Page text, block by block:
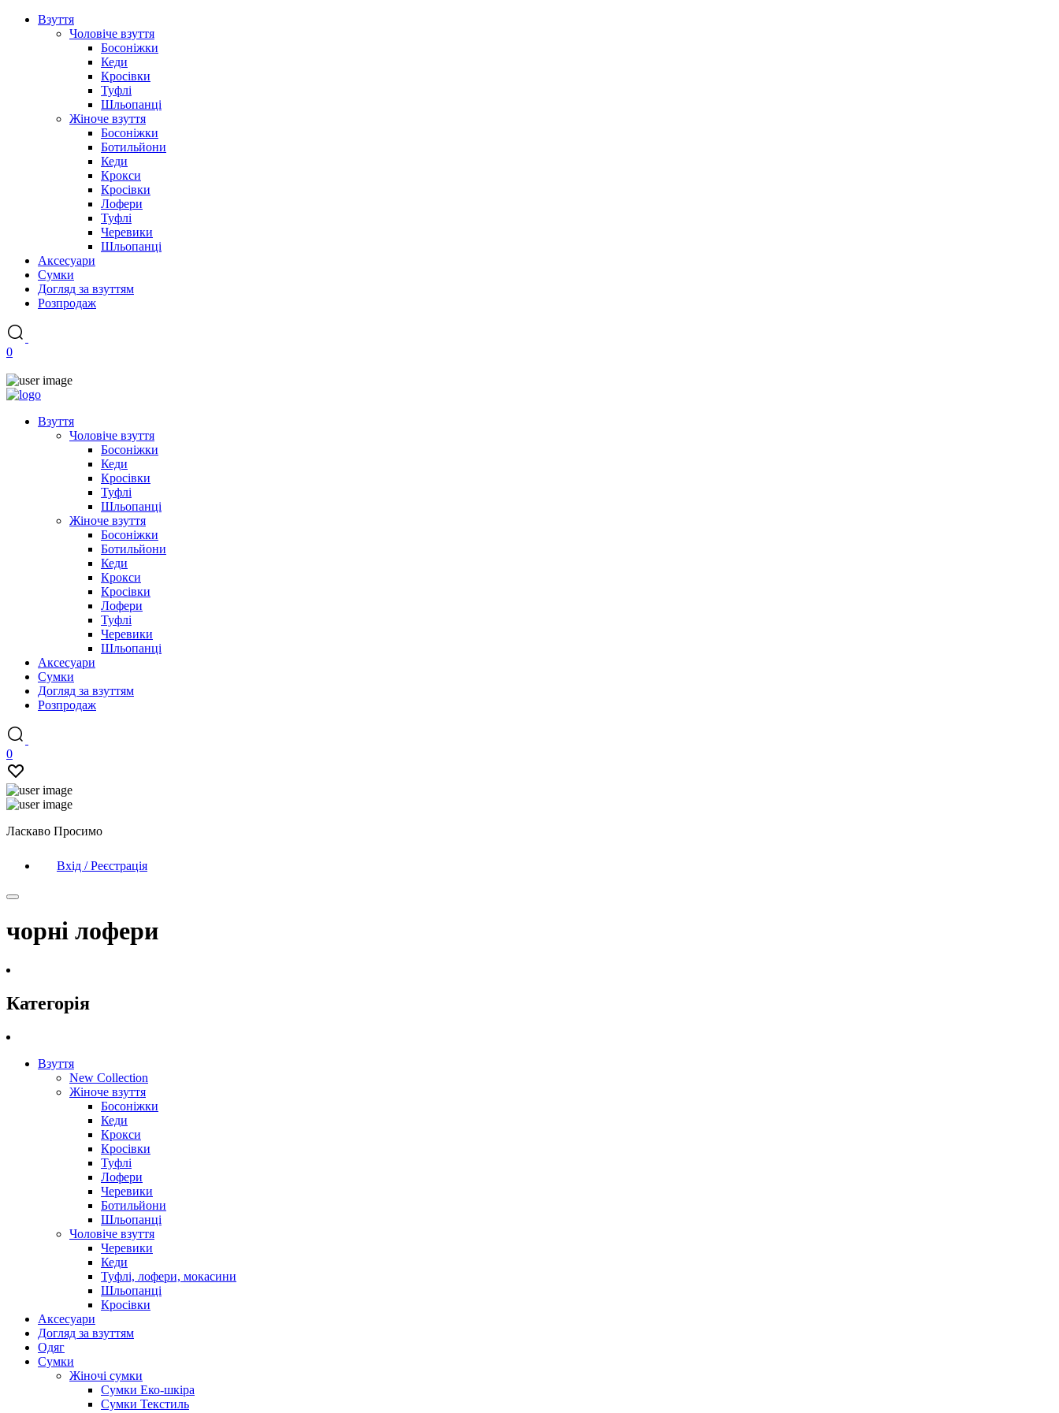
Взуття
Чоловіче взуття
Босоніжки
Кеди
Кросівки
Туфлі
Шльопанці
Жіноче взуття
Босоніжки
Ботильйони
Кеди
Крокси
Кросівки
Лофери
Туфлі
Черевики
Шльопанці
Аксесуари
Сумки
Догляд за взуттям
Розпродаж
0
Взуття
Чоловіче взуття
Босоніжки
Кеди
Кросівки
Туфлі
Шльопанці
Жіноче взуття
Босоніжки
Ботильйони
Кеди
Крокси
Кросівки
Лофери
Туфлі
Черевики
Шльопанці
Аксесуари
Сумки
Догляд за взуттям
Розпродаж
0
Ласкаво Просимо
Вхід / Реєстрація
чорні лофери
Категорія
Взуття
New Collection
Жіноче взуття
Босоніжки
Кеди
Крокси
Кросівки
Туфлі
Лофери
Черевики
Ботильйони
Шльопанці
Чоловіче взуття
Черевики
Кеди
Туфлі, лофери, мокасини
Шльопанці
Кросівки
Аксесуари
Догляд за взуттям
Одяг
Сумки
Жіночі сумки
Сумки Еко-шкіра
Сумки Текстиль